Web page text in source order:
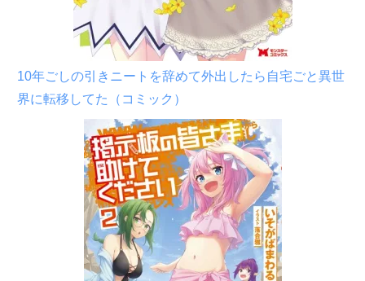
10年ごしの引きニートを辞めて外出したら自宅ごと異世
界に転移してた（コミック）